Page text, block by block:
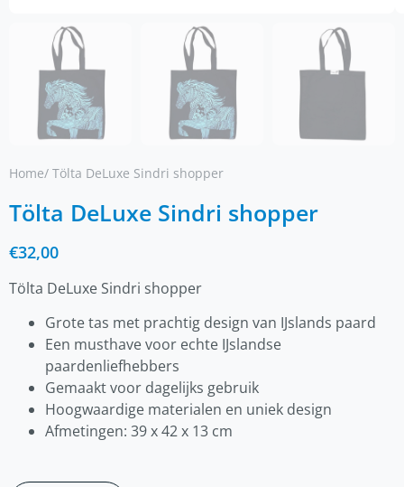
Home/ Tölta DeLuxe Sindri shopper
Tölta DeLuxe Sindri shopper
€32,00
Tölta DeLuxe Sindri shopper
Grote tas met prachtig design van IJslands paard
Een musthave voor echte IJslandse
paardenliefhebbers
Gemaakt voor dagelijks gebruik
Hoogwaardige materialen en uniek design
Afmetingen: 39 x 42 x 13 cm